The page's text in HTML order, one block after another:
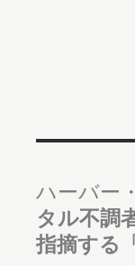
ハーバー
タル不調
指摘する